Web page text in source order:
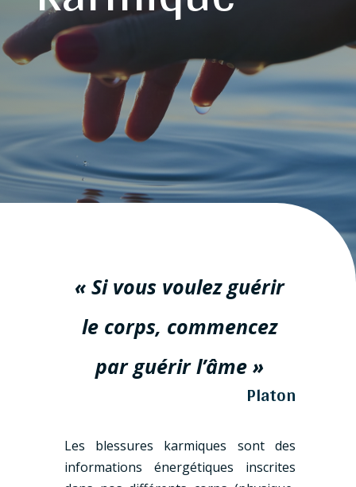
« Si vous voulez guérir
le corps, commencez
par guérir l’âme »
Platon
Les blessures karmiques sont des
informations énergétiques inscrites